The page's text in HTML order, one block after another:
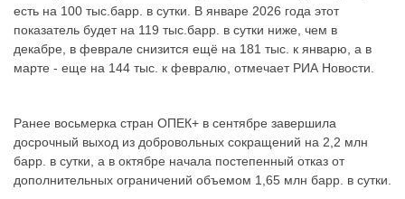
есть на 100 тыс.барр. в сутки. В январе 2026 года этот
показатель будет на 119 тыс.барр. в сутки ниже, чем в
декабре, в феврале снизится ещё на 181 тыс. к январю, а в
марте - еще на 144 тыс. к февралю, отмечает РИА Новости.
Ранее восьмерка стран ОПЕК+ в сентябре завершила
досрочный выход из добровольных сокращений на 2,2 млн
барр. в сутки, а в октябре начала постепенный отказ от
дополнительных ограничений объемом 1,65 млн барр. в сутки.